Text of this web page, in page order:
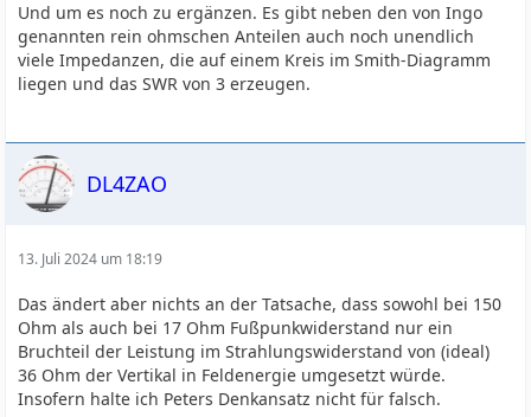
Und um es noch zu ergänzen. Es gibt neben den von Ingo
genannten rein ohmschen Anteilen auch noch unendlich
viele Impedanzen, die auf einem Kreis im Smith-Diagramm
liegen und das SWR von 3 erzeugen.
DL4ZAO
13. Juli 2024 um 18:19
Das ändert aber nichts an der Tatsache, dass sowohl bei 150
Ohm als auch bei 17 Ohm Fußpunkwiderstand nur ein
Bruchteil der Leistung im Strahlungswiderstand von (ideal)
36 Ohm der Vertikal in Feldenergie umgesetzt würde.
Insofern halte ich Peters Denkansatz nicht für falsch.